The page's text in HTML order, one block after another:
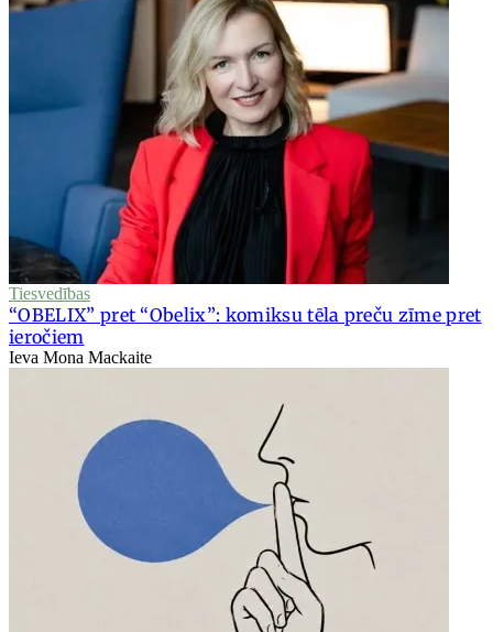
Tiesvedības
“OBELIX” pret “Obelix”: komiksu tēla preču zīme pret
ieročiem
Ieva Mona Mackaite